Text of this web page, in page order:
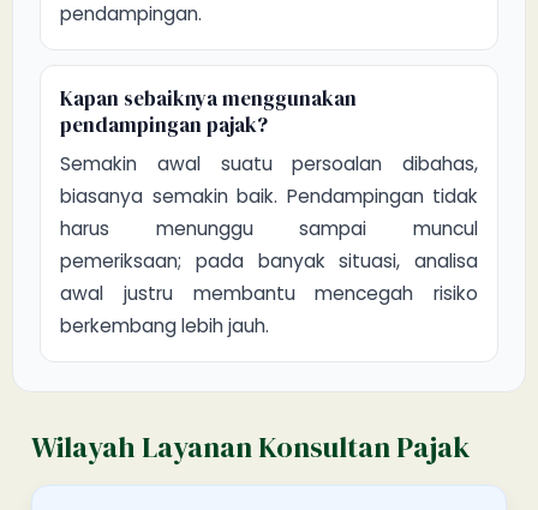
pendampingan.
Kapan sebaiknya menggunakan
pendampingan pajak?
Semakin awal suatu persoalan dibahas,
biasanya semakin baik. Pendampingan tidak
harus menunggu sampai muncul
pemeriksaan; pada banyak situasi, analisa
awal justru membantu mencegah risiko
berkembang lebih jauh.
Wilayah Layanan Konsultan Pajak